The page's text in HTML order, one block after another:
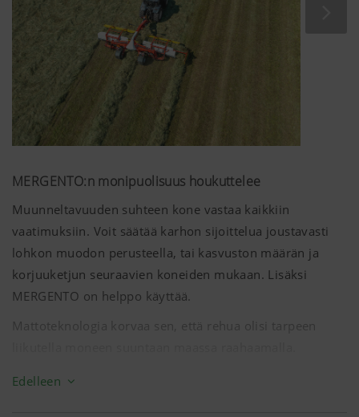
MERGENTO:n monipuolisuus houkuttelee
Muunneltavuuden suhteen kone vastaa kaikkiin
vaatimuksiin. Voit säätää karhon sijoittelua joustavasti
lohkon muodon perusteella, tai kasvuston määrän ja
korjuuketjun seuraavien koneiden mukaan. Lisäksi
MERGENTO on helppo käyttää.
Mattoteknologia korvaa sen, että rehua olisi tarpeen
Muunneltavat karhon sijoittelutavat
Edelleen